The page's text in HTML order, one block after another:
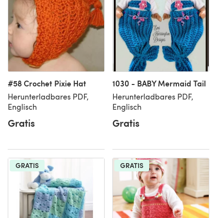
#58 Crochet Pixie Hat
Herunterladbares PDF,
Englisch
Gratis
1030 - BABY Mermaid Tail
Herunterladbares PDF,
Englisch
Gratis
GRATIS GRATIS